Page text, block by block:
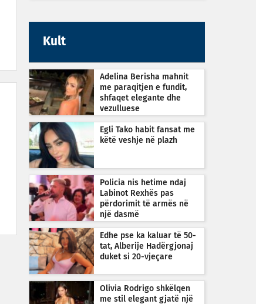
Kult
Adelina Berisha mahnit
me paraqitjen e fundit,
shfaqet elegante dhe
vezulluese
Egli Tako habit fansat me
këtë veshje në plazh
Policia nis hetime ndaj
Labinot Rexhës pas
përdorimit të armës në
një dasmë
Edhe pse ka kaluar të 50-
tat, Alberije Hadërgjonaj
duket si 20-vjeçare
Olivia Rodrigo shkëlqen
me stil elegant gjatë një